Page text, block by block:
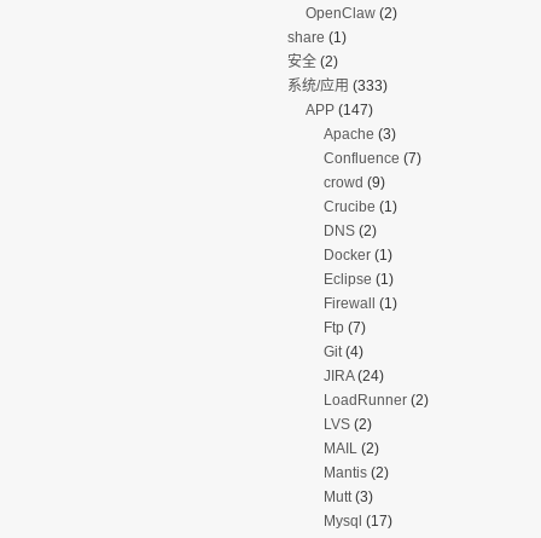
OpenClaw(2)
share (1)
安全(2)
系统/应用 (333)
APP(147)
Apache (3)
Confluence (7)
crowd (9)
Crucibe (1)
DNS(2)
Docker(1)
Eclipse (1)
Firewall (1)
Ftp(7)
Git(4)
JIRA(24)
LoadRunner(2)
LVS(2)
MAIL (2)
Mantis(2)
Mutt(3)
Mysql (17)